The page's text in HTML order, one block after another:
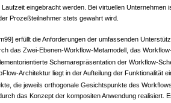
eingebracht werden. Bei virtuellen Unternehmen
Prozeßteilnehmer stets gewahrt wird.
erfüllt die Anforderungen der umfassenden
das Zwei-Ebenen-Workflow-Metamodell, das
Schemarepräsentation der Workflow-
Architektur liegt in der Aufteilung der Funktionalität
die jeweils orthogonale Gesichtspunkte des
das Konzept der kompositen Anwendung realisiert.